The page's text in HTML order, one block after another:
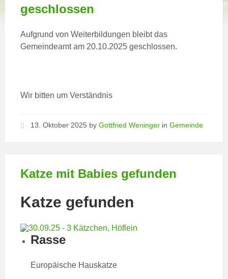
geschlossen
Aufgrund von Weiterbildungen bleibt das
Gemeindeamt am 20.10.2025 geschlossen.
Wir bitten um Verständnis
13. Oktober 2025 by Gottfried Weninger in Gemeinde
Katze mit Babies gefunden
Katze gefunden
Rasse
Europäische Hauskatze